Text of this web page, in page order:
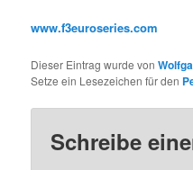
www.f3euroseries.com
Dieser Eintrag wurde von
Setze ein Lesezeichen für den
Schreibe